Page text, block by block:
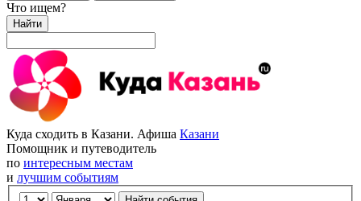
Что ищем?
Найти
Куда сходить в Казани. Афиша Казани
Помощник и путеводитель
по интересным местам
и лучшим событиям